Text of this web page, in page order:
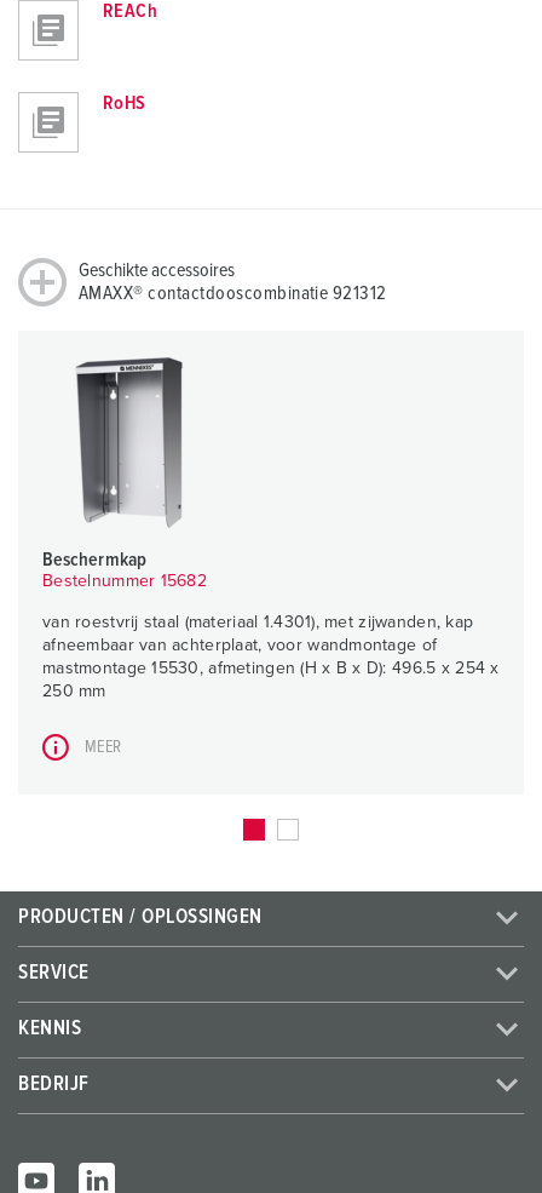
REACh
RoHS
Geschikte accessoires
AMAXX® contactdooscombinatie 921312
Beschermkap
Bestelnummer 15682
van roestvrij staal (materiaal 1.4301), met zijwanden, kap
afneembaar van achterplaat, voor wandmontage of
mastmontage 15530, afmetingen (H x B x D): 496.5 x 254 x
250 mm
MEER
PRODUCTEN / OPLOSSINGEN
SERVICE
KENNIS
BEDRIJF